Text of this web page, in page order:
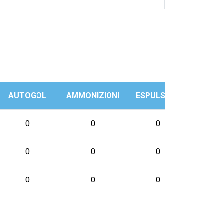
AUTOGOL AMMONIZIONI ESPULSIONI
0 0 0
0 0 0
0 0 0